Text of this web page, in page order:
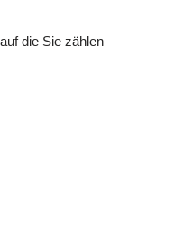
die Sie zählen